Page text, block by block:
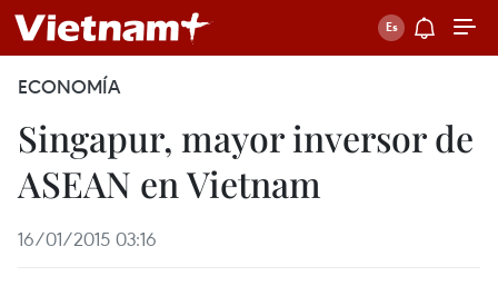
ECONOMÍA
Singapur, mayor inversor de
ASEAN en Vietnam
16/01/2015 03:16